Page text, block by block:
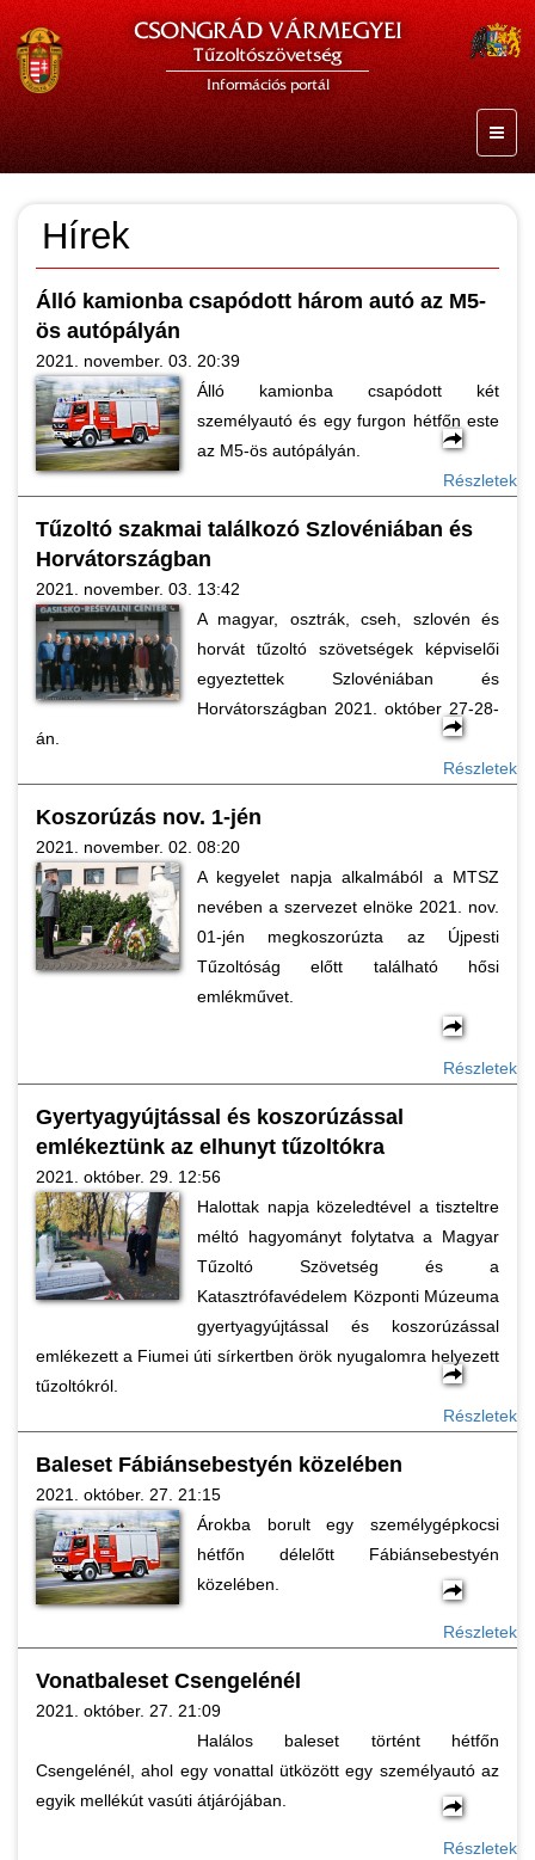
CSONGRÁD VÁRMEGYEI
Tűzoltószövetség
Információs portál
Hírek
Álló kamionba csapódott három autó az M5-
ös autópályán
2021. november. 03. 20:39
Álló kamionba csapódott két
személyautó és egy furgon hétfőn este
az M5-ös autópályán.
Részletek
Tűzoltó szakmai találkozó Szlovéniában és
Horvátországban
2021. november. 03. 13:42
A magyar, osztrák, cseh, szlovén és
horvát tűzoltó szövetségek képviselői
egyeztettek Szlovéniában és
Horvátországban 2021. október 27-28-
án.
Részletek
Koszorúzás nov. 1-jén
2021. november. 02. 08:20
A kegyelet napja alkalmából a MTSZ
nevében a szervezet elnöke 2021. nov.
01-jén megkoszorúzta az Újpesti
Tűzoltóság előtt található hősi
emlékművet.
Részletek
Gyertyagyújtással és koszorúzással
emlékeztünk az elhunyt tűzoltókra
2021. október. 29. 12:56
Halottak napja közeledtével a tiszteltre
méltó hagyományt folytatva a Magyar
Tűzoltó Szövetség és a
Katasztrófavédelem Központi Múzeuma
gyertyagyújtással és koszorúzással
emlékezett a Fiumei úti sírkertben örök nyugalomra helyezett
tűzoltókról.
Részletek
Baleset Fábiánsebestyén közelében
2021. október. 27. 21:15
Árokba borult egy személygépkocsi
hétfőn délelőtt Fábiánsebestyén
közelében.
Részletek
Vonatbaleset Csengelénél
2021. október. 27. 21:09
Halálos baleset történt hétfőn
Csengelénél, ahol egy vonattal ütközött egy személyautó az
egyik mellékút vasúti átjárójában.
Részletek